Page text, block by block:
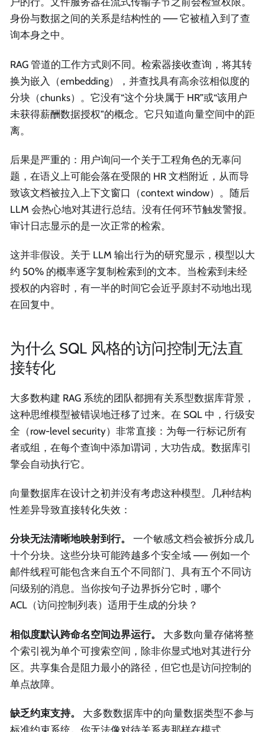
身份与数据之间的关系是结构性的 —— 它被植入到了查
询本身之中。
RAG 管道的工作方式则不同。检索器接收查询，将其转
换为嵌入（embedding），并查找具有高余弦相似度的
分块（chunks）。它没有“这个分块属于 HR”或“该用户
未获得薪酬数据授权”的概念。它只知道向量空间中的距
离。
后果是严重的：用户询问一个关于工程角色的无辜问
题，在语义上可能会落在受限的 HR 文档附近，从而导
致该文档被拉入上下文窗口（context window）。随后
LLM 会热心地对其进行总结。没有任何环节触发警报。
审计日志显示的是一次正常的检索。
这并非假设。关于 LLM 输出行为的研究显示，模型以大
约 50% 的概率逐字复制检索到的文本。当检索到未经
授权的内容时，有一半的时间它会近乎原封不动地出现
在回复中。
为什么 SQL 风格的访问控制无法直
接转化
大多数构建 RAG 系统的团队都拥有关系型数据库背景，
这种思维模型被错误地迁移了过来。在 SQL 中，行级安
全（row-level security）非常直接：为每一行标记所有
者或组，在每个查询中添加谓词，大功告成。数据库引
擎会自动执行它。
向量数据库在设计之初并没有考虑这种模型。几种结构
性差异导致直接转化失效：
分块无法清晰地映射到行。
一个敏感文档会被拆分成几
十个分块。这些分块可能跨越多个安全域 —— 例如一个
邮件线程可能包含来自五个不同部门、具有五个不同访
问级别的消息。当你按句子边界拆分它时，哪个
ACL（访问控制列表）适用于生成的分块？
相似度默认跨命名空间边界运行。
大多数向量存储将整
个索引视为单个可搜索空间，除非你显式地对其进行分
区。共享集合是阻力最小的路径，但它也是访问控制的
单点故障。
缺乏约束支持。
大多数数据库中的向量数据类型不参与
标准约束系统。你无法像对待关系表那样在模式